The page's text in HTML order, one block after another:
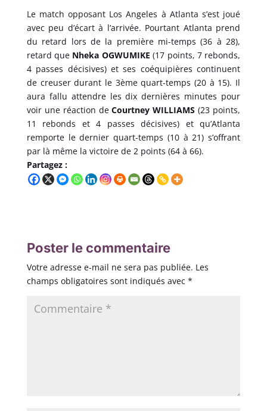
Le match opposant Los Angeles à Atlanta s’est joué
avec peu d’écart à l’arrivée. Pourtant Atlanta prend
du retard lors de la première mi-temps (36 à 28),
retard que Nheka OGWUMIKE(17 points, 7 rebonds,
4 passes décisives) et ses coéquipières continuent
de creuser durant le 3ème quart-temps (20 à 15). Il
aura fallu attendre les dix dernières minutes pour
voir une réaction deCourtney WILLIAMS(23 points,
11 rebonds et 4 passes décisives) et qu’Atlanta
remporte le dernier quart-temps (10 à 21) s’offrant
par là même la victoire de 2 points (64 à 66).
Partagez :
Poster le commentaire
Votre adresse e-mail ne sera pas publiée. Les
champs obligatoires sont indiqués avec *